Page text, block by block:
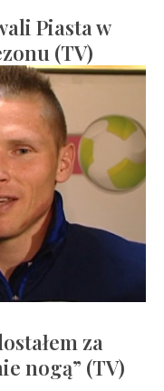
Piasta w
(TV)
za
nogą” (TV)